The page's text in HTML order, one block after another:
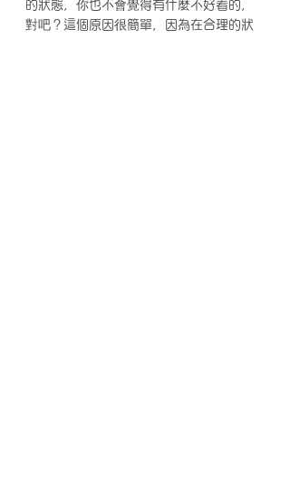
的狀態，你也不會覺得有什麼不好看的，
對吧？這個原因很簡單，因為在合理的狀